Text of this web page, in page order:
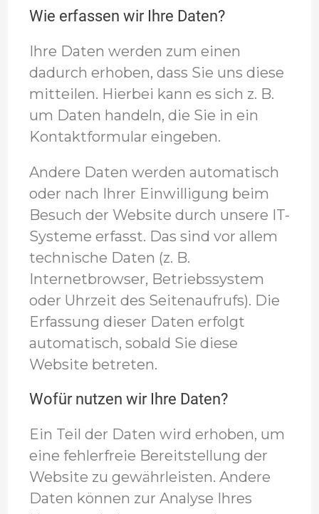
Wie erfassen wir Ihre Daten?
Ihre Daten werden zum einen
dadurch erhoben, dass Sie uns diese
mitteilen. Hierbei kann es sich z. B.
um Daten handeln, die Sie in ein
Kontaktformular eingeben.
Andere Daten werden automatisch
oder nach Ihrer Einwilligung beim
Besuch der Website durch unsere IT-
Systeme erfasst. Das sind vor allem
technische Daten (z. B.
Internetbrowser, Betriebssystem
oder Uhrzeit des Seitenaufrufs). Die
Erfassung dieser Daten erfolgt
automatisch, sobald Sie diese
Website betreten.
Wofür nutzen wir Ihre Daten?
Ein Teil der Daten wird erhoben, um
eine fehlerfreie Bereitstellung der
Website zu gewährleisten. Andere
Daten können zur Analyse Ihres